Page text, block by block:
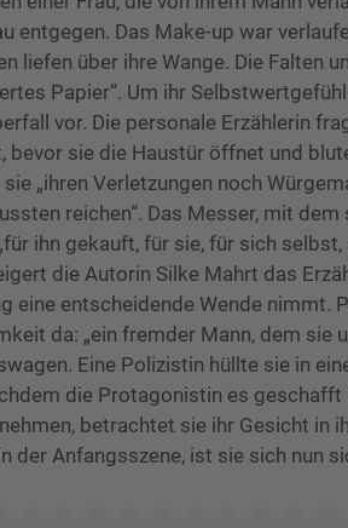
entgegen. Das Make-up war
liefen über ihre Wange. Die Falten
Papier“. Um ihr
vor. Die personale Erzählerin
bevor sie die Haustür öffnet und
„ihren Verletzungen noch
reichen“. Das Messer, mit
ihn gekauft, für sie, für sich
die Autorin Silke Mahrt das
eine entscheidende Wende nimmt.
da: „ein fremder Mann, dem sie
Eine Polizistin hüllte sie in
die Protagonistin es
betrachtet sie ihr Gesicht in
der Anfangsszene, ist sie sich nun